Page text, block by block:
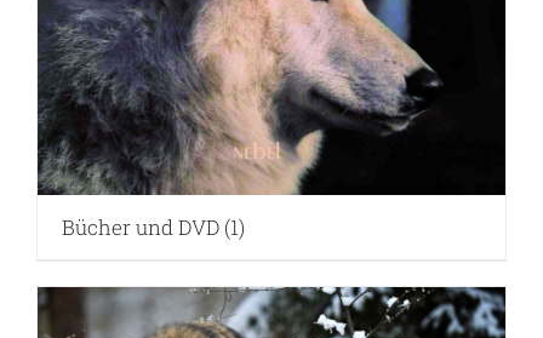
Bücher und DVD (1)